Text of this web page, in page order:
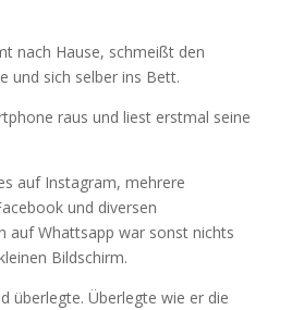
nach Hause, schmeißt den
und sich selber ins Bett.
raus und liest erstmal seine
auf Instagram, mehrere
und diversen
auf Whattsapp war sonst nichts
Bildschirm.
überlegte. Überlegte wie er die